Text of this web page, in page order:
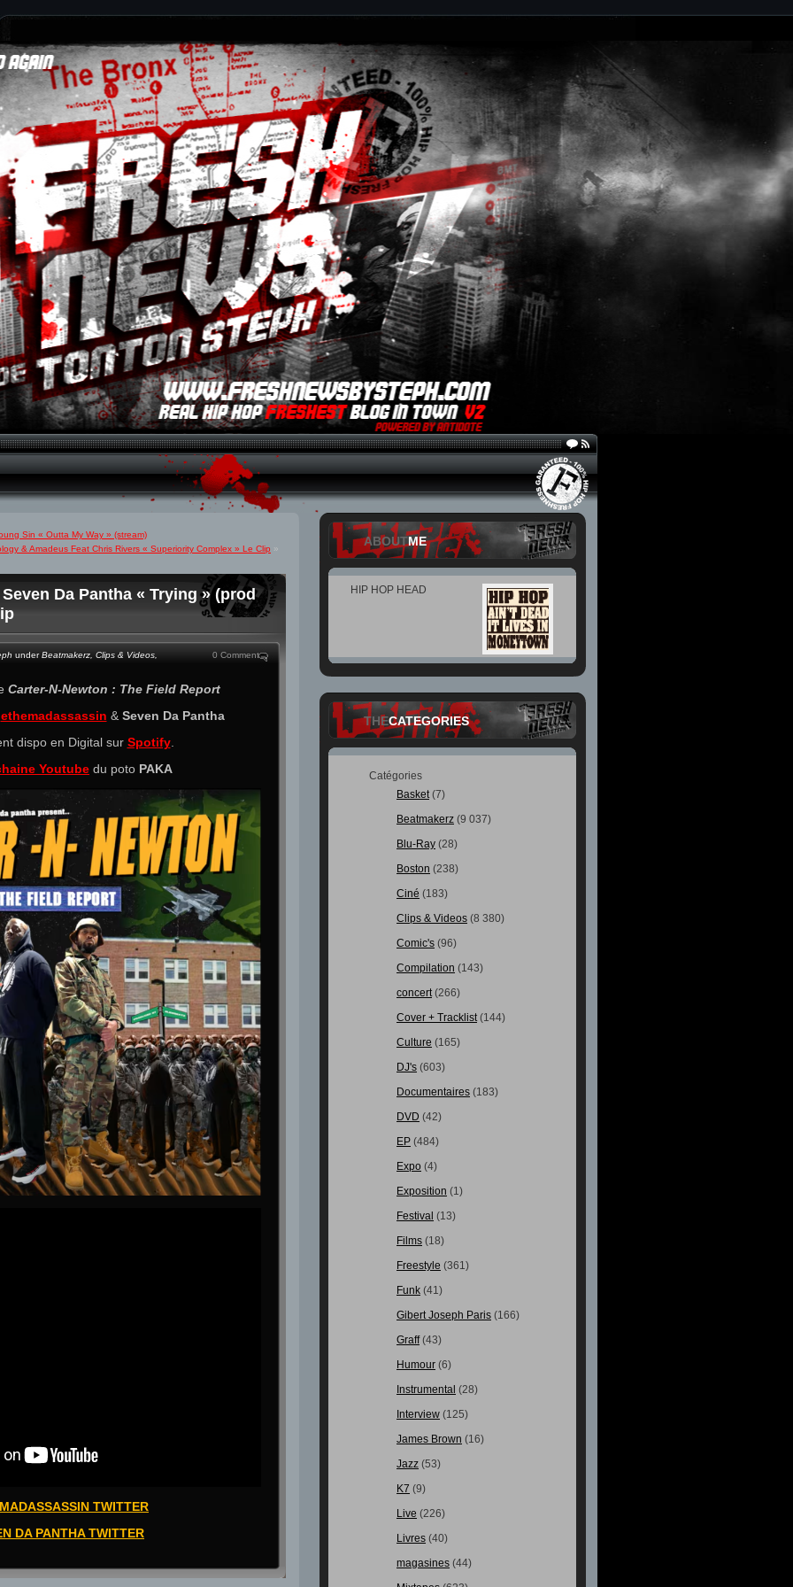
Sin « Outta My Way » (stream)
& Amadeus Feat Chris Rivers « Superiority Complex » Le Clip »
Da Pantha « Trying » (prod
underBeatmakerz Clips & Videos 0 Comment
Carter-N-Newton : The Field Report
ethemadassassin & Seven Da Pantha
dispo en Digital sur Spotify.
Youtube du poto PAKA
TWITTER
DA PANTHA TWITTER
ABOUTME
HIP HOP HEAD
THECATEGORIES
Catégories
Basket(7)
Beatmakerz (9 037)
Blu-Ray (28)
Boston (238)
Ciné (183)
Clips & Videos (8 380)
Comic's (96)
Compilation (143)
concert(266)
Cover + Tracklist(144)
Culture (165)
DJ's (603)
Documentaires (183)
DVD (42)
EP (484)
Expo (4)
Exposition (1)
Festival (13)
Films (18)
Freestyle (361)
Funk (41)
Gibert Joseph Paris (166)
Graff(43)
Humour (6)
Instrumental (28)
Interview (125)
James Brown (16)
Jazz (53)
K7 (9)
Live (226)
Livres (40)
magasines (44)